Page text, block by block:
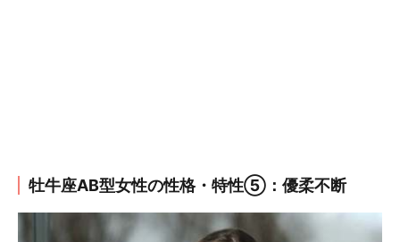
牡牛座AB型女性の性格・特性⑤：優柔不断